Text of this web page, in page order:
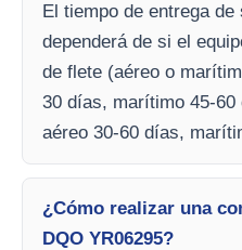
El tiempo de entrega
dependerá de si el
de flete (aéreo o
30 días, marítimo 45-
aéreo 30-60 días,
¿Cómo realizar una
DQO YR06295?